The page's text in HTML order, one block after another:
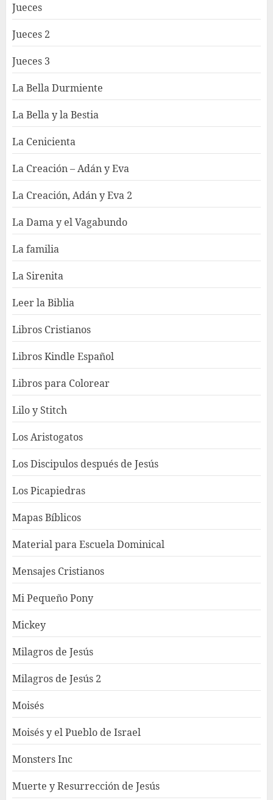
Jueces
Jueces 2
Jueces 3
La Bella Durmiente
La Bella y la Bestia
La Cenicienta
La Creación – Adán y Eva
La Creación, Adán y Eva 2
La Dama y el Vagabundo
La familia
La Sirenita
Leer la Biblia
Libros Cristianos
Libros Kindle Español
Libros para Colorear
Lilo y Stitch
Los Aristogatos
Los Discipulos después de Jesús
Los Picapiedras
Mapas Bíblicos
Material para Escuela Dominical
Mensajes Cristianos
Mi Pequeño Pony
Mickey
Milagros de Jesús
Milagros de Jesús 2
Moisés
Moisés y el Pueblo de Israel
Monsters Inc
Muerte y Resurrección de Jesús